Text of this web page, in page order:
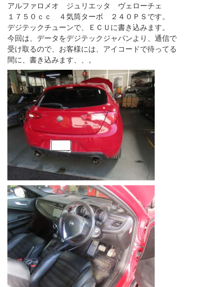
アルファロメオ ジュリエッタ ヴェローチェ
１７５０ｃｃ ４気筒ターボ ２４０ＰＳです。
デジテックチューンで、ＥＣＵに書き込みます。
今回は、データをデジテックジャパンより、通信で
受け取るので、お客様には、アイコードで待ってる
間に、書き込みます、、。